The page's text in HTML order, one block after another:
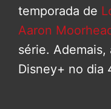
temporada de
Aaron
série. Ademais,
Disney+ no dia